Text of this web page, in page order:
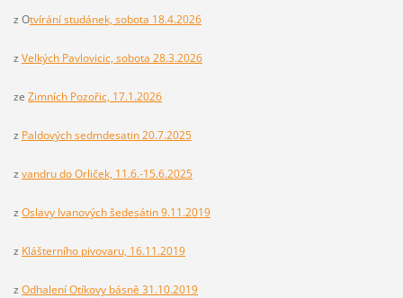
z Otvírání studánek, sobota 18.4.2026
z Velkých Pavlovicic, sobota 28.3.2026
ze Zimních Pozořic, 17.1.2026
z Paldových sedmdesatin 20.7.2025
z vandru do Orliček, 11.6.-15.6.2025
z Oslavy Ivanových šedesátin 9.11.2019
z Klášterního pivovaru, 16.11.2019
z Odhalení Otíkovy básně 31.10.2019